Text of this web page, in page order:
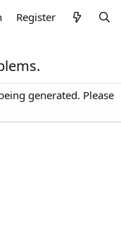
Register
generated. Please